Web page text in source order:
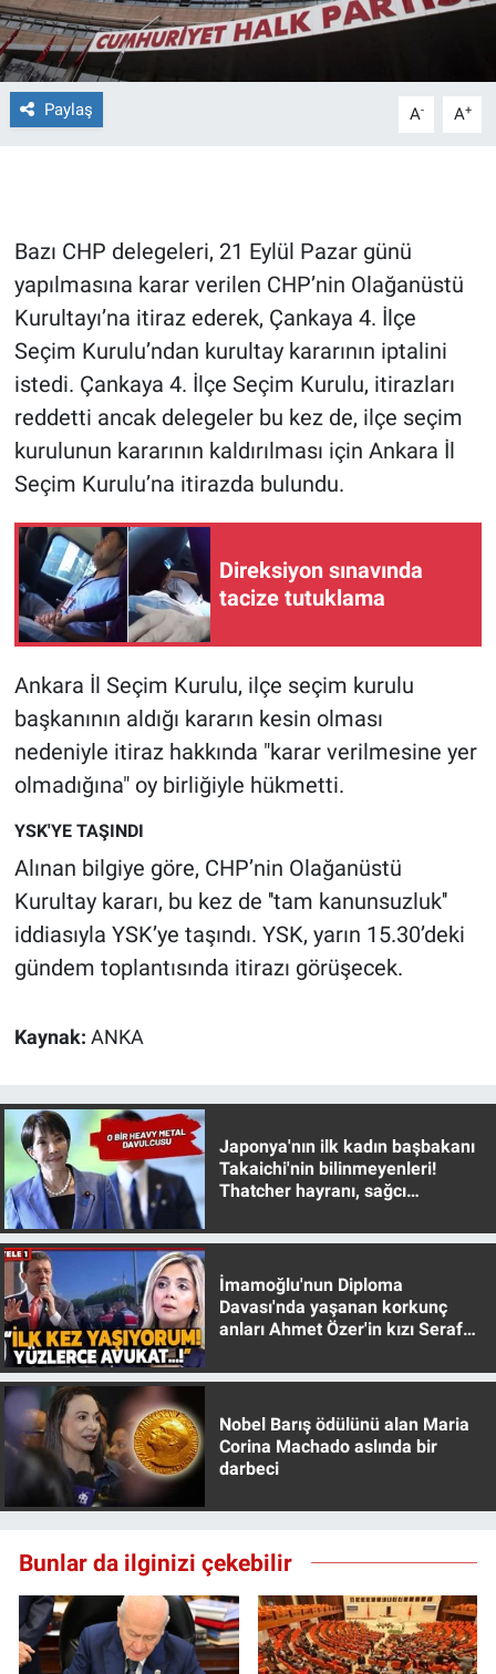
Paylaş A- A+
Bazı CHP delegeleri, 21 Eylül Pazar günü
yapılmasına karar verilen CHP’nin Olağanüstü
Kurultayı’na itiraz ederek, Çankaya 4. İlçe
Seçim Kurulu’ndan kurultay kararının iptalini
istedi. Çankaya 4. İlçe Seçim Kurulu, itirazları
reddetti ancak delegeler bu kez de, ilçe seçim
kurulunun kararının kaldırılması için Ankara İl
Seçim Kurulu’na itirazda bulundu.
Direksiyon sınavında
tacize tutuklama
Ankara İl Seçim Kurulu, ilçe seçim kurulu
başkanının aldığı kararın kesin olması
nedeniyle itiraz hakkında "karar verilmesine yer
olmadığına" oy birliğiyle hükmetti.
YSK'YE TAŞINDI
Alınan bilgiye göre, CHP’nin Olağanüstü
Kurultay kararı, bu kez de ''tam kanunsuzluk''
iddiasıyla YSK’ye taşındı. YSK, yarın 15.30’deki
gündem toplantısında itirazı görüşecek.
Kaynak: ANKA
Japonya'nın ilk kadın başbakanı
Takaichi'nin bilinmeyenleri!
Thatcher hayranı, sağcı
İmamoğlu'nun Diploma
Davası'nda yaşanan korkunç
anları Ahmet Özer'in kızı Seraf
Nobel Barış ödülünü alan Maria
Corina Machado aslında bir
darbeci
Bunlar da ilginizi çekebilir
Gerçeğin İzinde
Gün Başlıyor
Gün Bitiyor
Gündem Özel
Günün görüntüsü
Haber
İlan
Kimdir
Koronavirüs
Kültür Sanat
Ne demişti
Nedir
Popüler
Programlar
Sağlık
Spor
Teknoloji
Türkiye'nin Geleceği
Yerel Gündem
Yerel Yaşam
Canlı Yayın